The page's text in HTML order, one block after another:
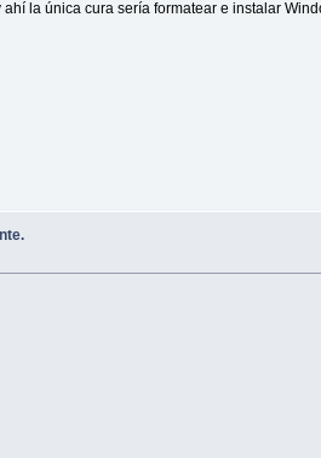
la única cura sería formatear e instalar